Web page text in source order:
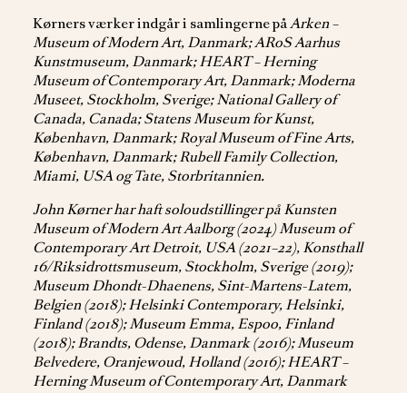
Kørners værker indgår i samlingerne påArken –
Museum of Modern Art, Danmark; ARoS Aarhus
Kunstmuseum, Danmark; HEART – Herning
Museum of Contemporary Art, Danmark; Moderna
Museet, Stockholm, Sverige; National Gallery of
Canada, Canada; Statens Museum for Kunst,
København, Danmark; Royal Museum of Fine Arts,
København, Danmark; Rubell Family Collection,
Miami, USA og Tate, Storbritannien.
John Kørner har haft soloudstillinger på Kunsten
Museum of Modern Art Aalborg (2024) Museum of
Contemporary Art Detroit, USA (2021–22), Konsthall
16/Riksidrottsmuseum, Stockholm, Sverige (2019);
Museum Dhondt-Dhaenens, Sint-Martens-Latem,
Belgien (2018); Helsinki Contemporary, Helsinki,
Finland (2018); Museum Emma, Espoo, Finland
(2018); Brandts, Odense, Danmark (2016); Museum
Belvedere, Oranjewoud, Holland (2016); HEART –
Herning Museum of Contemporary Art, Danmark